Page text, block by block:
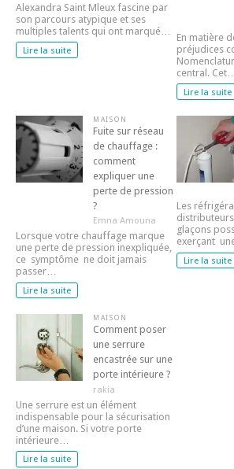
Alexandra Saint Mleux fascine par
son parcours atypique et ses
multiples talents qui ont marqué…
Lire la suite
En matière
préjudices
central. Cet…
Lire la suite
MAISON
Fuite sur réseau
de chauffage :
comment
expliquer une
perte de pression
?
Emna Amouna
Lorsque votre chauffage marque
une perte de pression inexpliquée,
ce symptôme ne doit jamais
passer…
Lire la suite
Les
distributeurs
glaçons
exerçant
Lire la suite
MAISON
Comment poser
une serrure
encastrée sur une
porte intérieure ?
rakia
Une serrure est un élément
indispensable pour la sécurisation
d’une maison. Si votre porte
intérieure…
Lire la suite